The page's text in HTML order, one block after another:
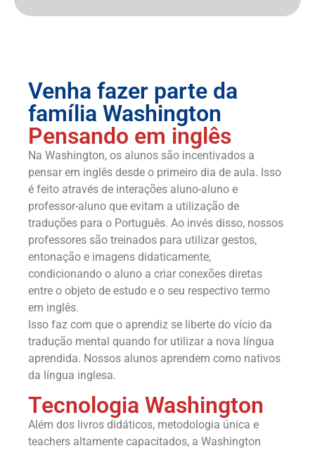
Venha fazer parte da
família Washington
Pensando em inglês
Na Washington, os alunos são incentivados a
pensar em inglês desde o primeiro dia de aula. Isso
é feito através de interações aluno-aluno e
professor-aluno que evitam a utilização de
traduções para o Português. Ao invés disso, nossos
professores são treinados para utilizar gestos,
entonação e imagens didaticamente,
condicionando o aluno a criar conexões diretas
entre o objeto de estudo e o seu respectivo termo
em inglês.
Isso faz com que o aprendiz se liberte do vício da
tradução mental quando for utilizar a nova língua
aprendida. Nossos alunos aprendem como nativos
da língua inglesa.
Tecnologia Washington
Além dos livros didáticos, metodologia única e
teachers altamente capacitados, a Washington